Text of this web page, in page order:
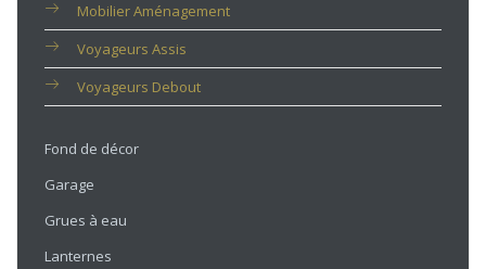
Mobilier Aménagement
Voyageurs Assis
Voyageurs Debout
Fond de décor
Garage
Grues à eau
Lanternes